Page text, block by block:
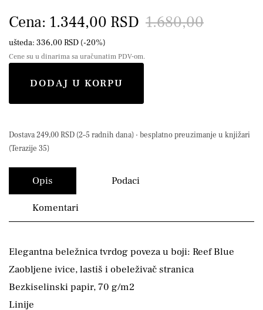
Cena: 1.344,00 RSD 1.680,00
ušteda: 336,00 RSD (-20%)
Cene su u dinarima sa uračunatim PDV-om.
DODAJ U KORPU
Dostava 249,00 RSD (2–5 radnih dana) · besplatno preuzimanje u knjižari
(Terazije 35)
Opis Podaci
Komentari
Elegantna beležnica tvrdog poveza u boji: Reef Blue
Zaobljene ivice, lastiš i obeleživač stranica
Bezkiselinski papir, 70 g/m2
Linije